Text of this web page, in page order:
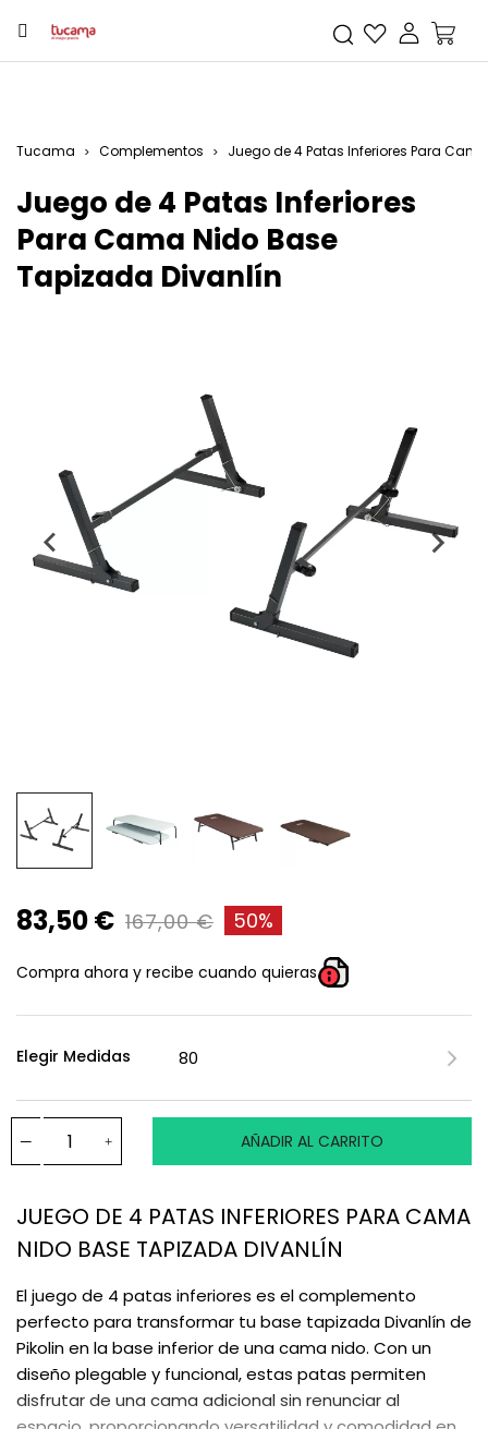
Tucama Complementos Juego de 4 Patas Inferiores Para
Juego de 4 Patas Inferiores
Para Cama Nido Base
Tapizada Divanlín
83,50 € 167,00 € 50%
Compra ahora y recibe cuando quieras
Elegir Medidas
AÑADIR AL CARRITO
JUEGO DE 4 PATAS INFERIORES PARA CAMA
NIDO BASE TAPIZADA DIVANLÍN
El juego de 4 patas inferiores es el complemento
perfecto para transformar tu base tapizada Divanlín de
Pikolin en la base inferior de una cama nido. Con un
diseño plegable y funcional, estas patas permiten
disfrutar de una cama adicional sin renunciar al